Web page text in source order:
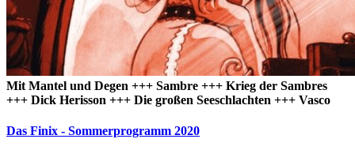
Mit Mantel und Degen +++ Sambre +++ Krieg der Sambres
+++ Dick Herisson +++ Die großen Seeschlachten +++ Vasco
Das Finix - Sommerprogramm 2020